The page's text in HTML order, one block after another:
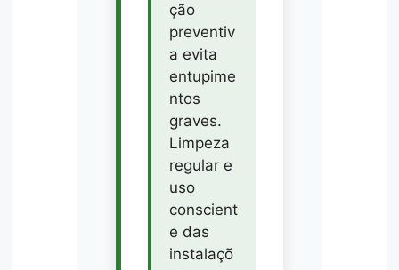
ção
preventiv
a evita
entupime
ntos
graves.
Limpeza
regular e
uso
conscient
e das
instalaçõ